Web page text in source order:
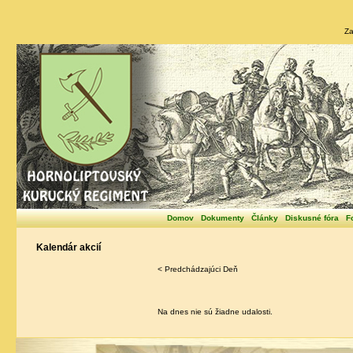
Domov Dokumenty Články Diskusné fóra
Kalendár akcií
< Predchádzajúci Deň
Na dnes nie sú žiadne udalosti.